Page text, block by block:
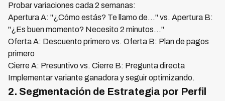
Probar variaciones cada 2 semanas:
Apertura A: "¿Cómo estás? Te llamo de..." vs. Apertura B:
"¿Es buen momento? Necesito 2 minutos..."
Oferta A: Descuento primero vs. Oferta B: Plan de pagos
primero
Cierre A: Presuntivo vs. Cierre B: Pregunta directa
Implementar variante ganadora y seguir optimizando.
2. Segmentación de Estrategia por Perfil